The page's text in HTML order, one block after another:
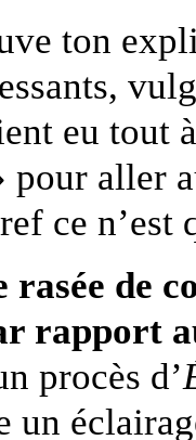
ton
eu tout
aller
ce n’est
rasée de
rapport
procès d’